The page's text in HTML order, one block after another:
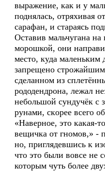
выражение, как и у
поднялась, отряхивая
сарафан, и стараясь
Оставив мальчугана на
морошкой, они
место, куда маленьким
запрещено
сделанном из
рододендрона, лежал
небольшой сундучёк с
рунами, скoрее всего
«Наверное, это какая-
вещичка от гномов,» -
но, приглядевшись к
что это были вовсе не
которым чуть более